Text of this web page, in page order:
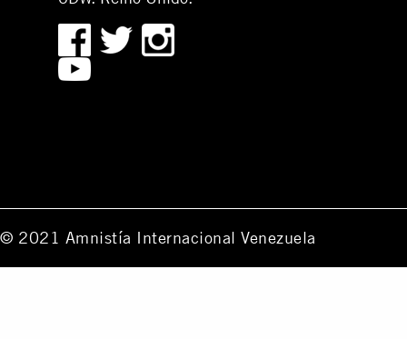
© 2021 Amnistía Internacional Venezuela